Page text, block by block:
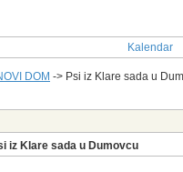
Kalendar
DOM -> Psi iz Klare sada u
iz Klare sada u Dumovcu